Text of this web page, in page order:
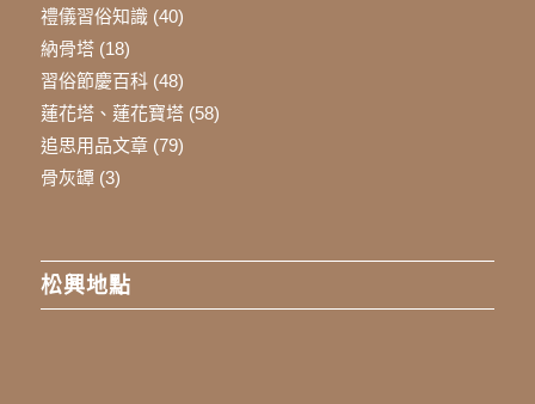
禮儀習俗知識(40)
納骨塔(18)
習俗節慶百科(48)
蓮花塔、蓮花寶塔(58)
追思用品文章(79)
骨灰罈(3)
松興地點